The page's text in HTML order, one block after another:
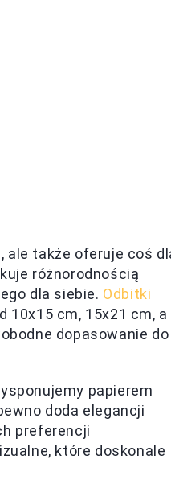
ale także oferuje coś
różnorodnością
dla siebie. Odbitki
10x15 cm, 15x21 cm, a
dopasowanie do
papierem
doda elegancji
preferencji
które doskonale